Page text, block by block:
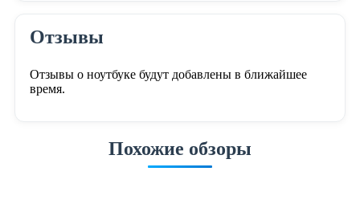
Отзывы
Отзывы о ноутбуке будут добавлены в ближайшее
время.
Похожие обзоры